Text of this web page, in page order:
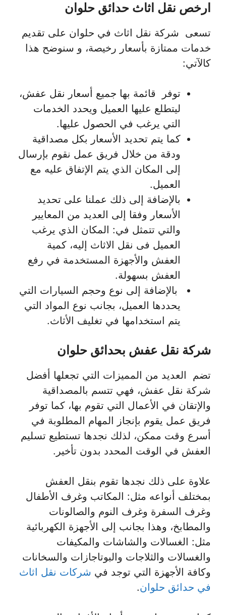
ارخص نقل اثاث حدائق حلوان
تسعى شركة نقل اثاث في حلوان على تقديم
خدمات ممتازة بأسعار رخيصة، و سنوضح هذا
كالآتي:
توفر قائمة بها جميع أسعار نقل عفش،
ليتطلع عليها العميل ويحدد الخدمات
التي يرغب في الحصول عليها.
كما يتم تحديد الأسعار بكل مصداقية
ودقة من خلال فريق عمل نقوم بإرسال
إلى المكان الذي يتم الإتفاق عليه مع
العميل.
بالإضافة إلى ذلك عملنا على تحديد
الأسعار وفقا إلى العديد من المعايير
والتي تتمثل في: المكان الذي يرغب
العميل فى نقل الاثاث إليه، كمية
العفش والأجهزة المستخدمة في رفع
العفش بسهولة.
بالإضافة إلى نوع وحجم السيارات التي
يحددها العميل، بجانب نوع المواد التي
يتم استخدامها في تغليف الأثاث.
شركة نقل عفش بحدائق حلوان
تضم العديد من المميزات التي تجعلها أفضل
شركة نقل عفش، فهي تتسم بالمصداقية
والإتقان في الأعمال التي تقوم بها، كما توفر
فريق عمل يقوم بإنجاز المهام المطلوبة في
أسرع وقت ممكن، لذلك نجدها تستطيع تسليم
العفش في الوقت المحدد بدون تأخير.
علاوة على ذلك نجدها تقوم بنقل العفش
بمختلف أنواعه مثل: المكاتب وغرف الأطفال
وغرف السفرة وغرف النوم والصالونات
والمطابخ، وهذا بجانب إلى الأجهزة الكهربائية
مثل: الغسالات والشاشات والمكيفات
والغسالات والثلاجات والبوتاجازات والسخانات
وكافة الأجهزة التي توجد في شركات نقل اثاث
في حدائق حلوان.